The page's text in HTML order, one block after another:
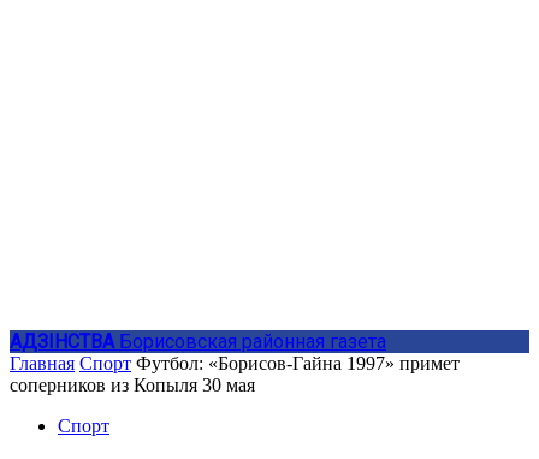
АДЗIНСТВА Борисовская районная газета
Главная Спорт Футбол: «Борисов-Гайна 1997» примет
соперников из Копыля 30 мая
Спорт